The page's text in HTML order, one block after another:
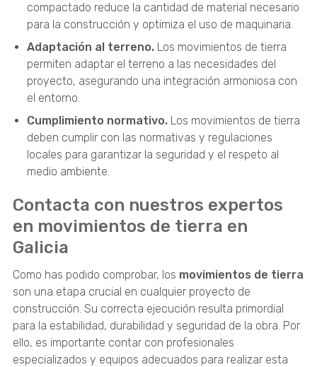
compactado reduce la cantidad de material necesario
para la construcción y optimiza el uso de maquinaria.
Adaptación al terreno.Los movimientos de tierra
permiten adaptar el terreno a las necesidades del
proyecto, asegurando una integración armoniosa con
el entorno.
Cumplimiento normativo.Los movimientos de tierra
deben cumplir con las normativas y regulaciones
locales para garantizar la seguridad y el respeto al
medio ambiente.
Contacta con nuestros expertos
en movimientos de tierra en
Galicia
Como has podido comprobar, los movimientos de tierra
son una etapa crucial en cualquier proyecto de
construcción. Su correcta ejecución resulta primordial
para la estabilidad, durabilidad y seguridad de la obra. Por
ello, es importante contar con profesionales
especializados y equipos adecuados para realizar esta